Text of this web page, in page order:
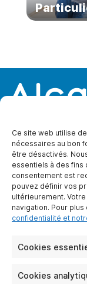
Ce site web utilise
nécessaires au bon
être désactivés.
essentiels à des fins
consentement est
pouvez définir vos
ultérieurement.
navigation. Pour
confidentialité et
Cookies
Cookies
A